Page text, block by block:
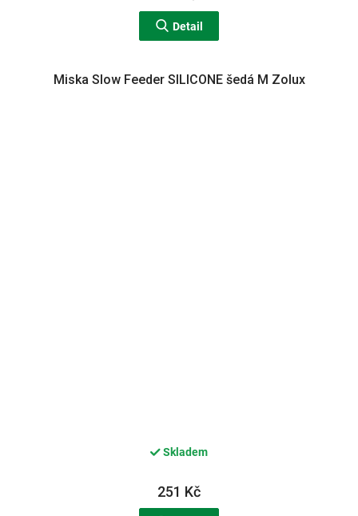
Detail
Miska Slow Feeder SILICONE šedá M Zolux
Skladem
251 Kč